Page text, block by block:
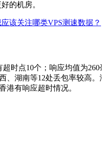
的机房。
该关注哪类VPS测速数据？
时点10个；响应均值为
、湖南等12处丢包率较高
港有响应超时情况。